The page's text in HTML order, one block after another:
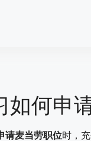
如何申
请麦当劳职位时，